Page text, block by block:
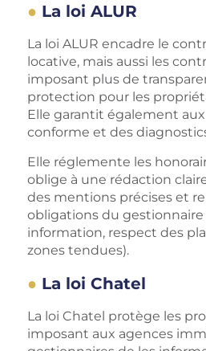
La loi ALUR
La loi ALUR encadre le
locative, mais aussi les
imposant plus de
protection pour les
Elle garantit également
conforme et des
Elle réglemente les
oblige à une rédaction
des mentions précises et
obligations du
information, respect des
zones tendues).
La loi Chatel
La loi Chatel protège les
imposant aux agences